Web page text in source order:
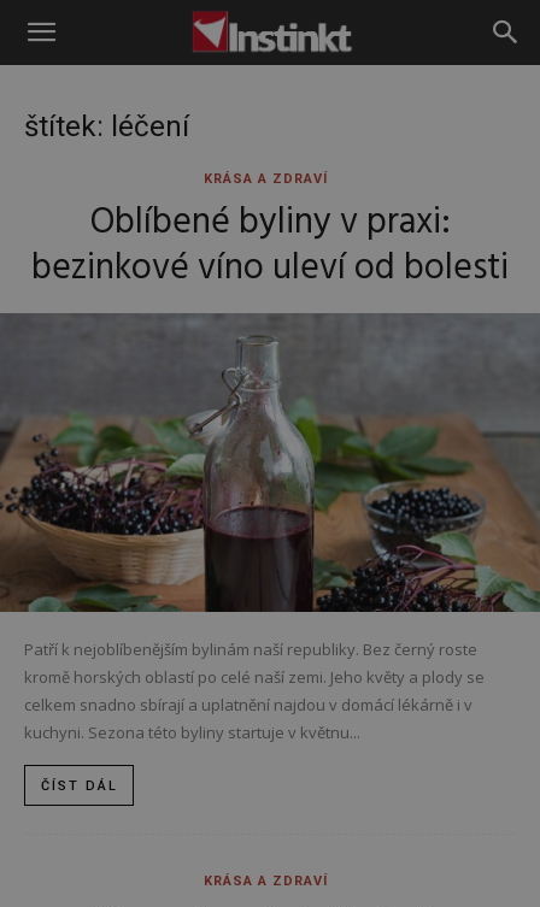
Instinkt
štítek: léčení
KRÁSA A ZDRAVÍ
Oblíbené byliny v praxi:
bezinkové víno uleví od bolesti
Patří k nejoblíbenějším bylinám naší republiky. Bez černý roste
kromě horských oblastí po celé naší zemi. Jeho květy a plody se
celkem snadno sbírají a uplatnění najdou v domácí lékárně i v
kuchyni. Sezona této byliny startuje v květnu...
ČÍST DÁL
KRÁSA A ZDRAVÍ